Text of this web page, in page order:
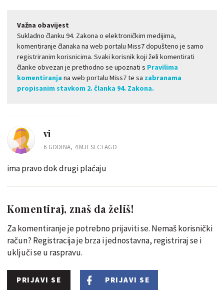
Važna obavijest
Sukladno članku 94. Zakona o elektroničkim medijima,
komentiranje članaka na web portalu Miss7 dopušteno je samo
registriranim korisnicima. Svaki korisnik koji želi komentirati
članke obvezan je prethodno se upoznati s Pravilima
komentiranja na web portalu Miss7 te sa zabranama
propisanim stavkom 2. članka 94. Zakona.
vi
6 GODINA, 4 MJESECI AGO
ima pravo dok drugi plaćaju
Komentiraj, znaš da želiš!
Za komentiranje je potrebno prijaviti se. Nemaš korisnički
račun? Registracija je brza i jednostavna, registriraj se i
uključi se u raspravu.
PRIJAVI SE PRIJAVI SE